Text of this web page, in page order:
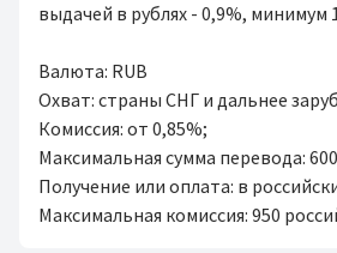
выдачей в рублях - 0,9%, минимум
Валюта: RUB
Охват: страны СНГ и дальнее
Комиссия: от 0,85%;
Максимальная сумма перевода:
Получение или оплата: в
Максимальная комиссия: 950